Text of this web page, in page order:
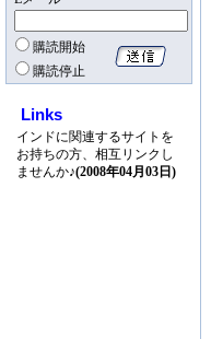
購読開始
購読停止
Links
インドに関連するサイトを
お持ちの方、相互リンクし
ませんか♪(2008年04月03日)